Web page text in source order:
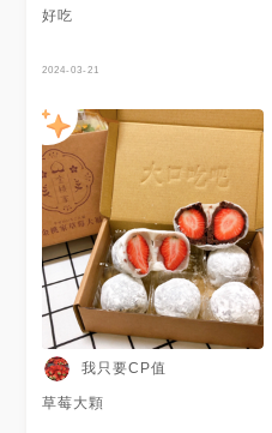
好吃
2024-03-21
我只要CP值
草莓大顆